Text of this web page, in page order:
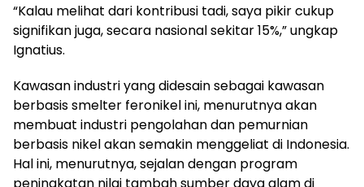
“Kalau melihat dari kontribusi tadi, saya pikir cukup
signifikan juga, secara nasional sekitar 15%,” ungkap
Ignatius.
Kawasan industri yang didesain sebagai kawasan
berbasis smelter feronikel ini, menurutnya akan
membuat industri pengolahan dan pemurnian
berbasis nikel akan semakin menggeliat di Indonesia.
Hal ini, menurutnya, sejalan dengan program
peningkatan nilai tambah sumber daya alam di